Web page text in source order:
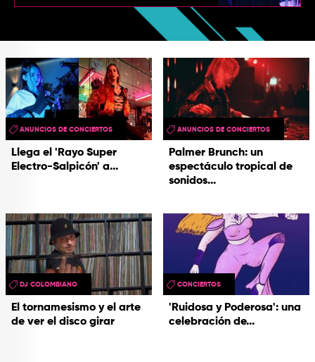
Llega el 'Rayo Super
Electro-Salpicón' a...
ANUNCIOS DE CONCIERTOS
Palmer Brunch: un
espectáculo tropical de
sonidos...
ANUNCIOS DE CONCIERTOS
El tornamesismo y el arte
de ver el disco girar
DJ COLOMBIANO
'Ruidosa y Poderosa': una
celebración de...
CONCIERTOS